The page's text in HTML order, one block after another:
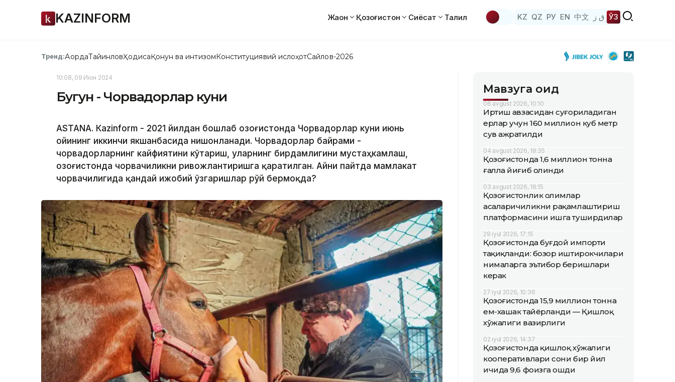
KAZINFORM Жаҳон Қозоғистон Сиёсат Таҳлил KZ QZ РУ EN 中文 ق ز ЎЗ
Тренд:АқордаТайинловҲодисаҚонун ва интизомКонституциявий ислоҳотСайлов-2026
10:08, 09 Июн 2024
Бугун - Чорвадорлар куни
ASTANA. Кazinform - 2021 йилдан бошлаб Қозоғистонда Чорвадорлар куни июнь
ойининг иккинчи якшанбасида нишонланади. Чорвадорлар байрами -
чорвадорларнинг кайфиятини кўтариш, уларнинг бирдамлигини мустаҳкамлаш,
Қозоғистонда чорвачиликни ривожлантиришга қаратилган. Айни пайтда мамлакат
чорвачилигида қандай ижобий ўзгаришлар рўй бермоқда?
Мавзуга оид
06 avgust 2026, 10:10
Иртиш ҳавзасидан суғориладиган
ерлар учун 160 миллион куб метр
сув ажратилди
04 avgust 2026, 18:35
Қозоғистонда 1,6 миллион тонна
ғалла йиғиб олинди
03 avgust 2026, 18:15
Қозоғистонлик олимлар
асаларичиликни рақамлаштириш
платформасини ишга туширдилар
29 iyul 2026, 17:15
Қозоғистонда буғдой импорти
тақиқланди: бозор иштирокчилари
нималарга эътибор беришлари
керак
27 iyul 2026, 10:36
Қозоғистонда 15,9 миллион тонна
ем-хашак тайёрланди — Қишлоқ
хўжалиги вазирлиги
02 iyul 2026, 14:37
Қозоғистонда қишлоқ хўжалиги
кооперативлари сони бир йил
ичида 9,6 фоизга ошди